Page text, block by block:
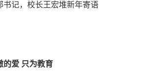
书记，校长王宏堆新年寄语
的爱 只为教育